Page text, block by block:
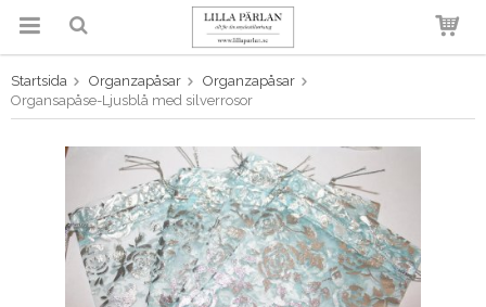
Produkten har blivit tillagd i
varukorgen
Startsida Organzapåsar
Organzapåsar
Organsapåse-Ljusblå med silverrosor